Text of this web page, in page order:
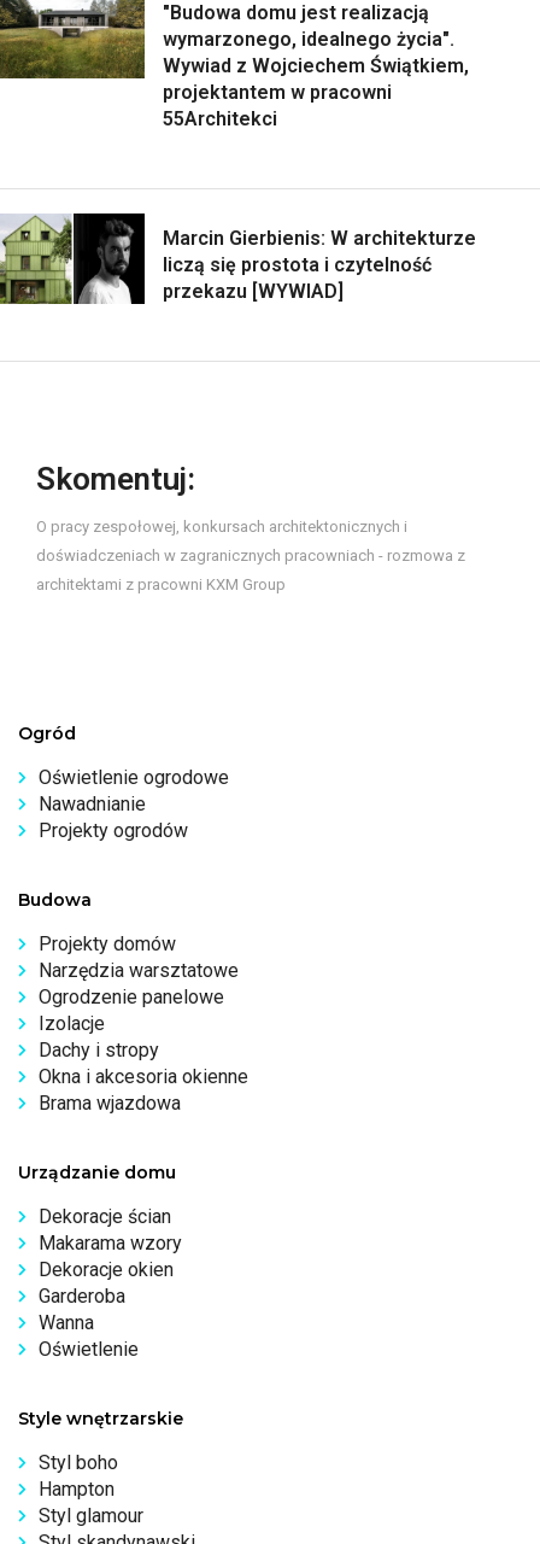
"Budowa domu jest realizacją
wymarzonego, idealnego życia".
Wywiad z Wojciechem Świątkiem,
projektantem w pracowni
55Architekci
Marcin Gierbienis: W architekturze
liczą się prostota i czytelność
przekazu [WYWIAD]
Skomentuj:
O pracy zespołowej, konkursach architektonicznych i
doświadczeniach w zagranicznych pracowniach - rozmowa z
architektami z pracowni KXM Group
Ogród
Oświetlenie ogrodowe
Nawadnianie
Projekty ogrodów
Budowa
Projekty domów
Narzędzia warsztatowe
Ogrodzenie panelowe
Izolacje
Dachy i stropy
Okna i akcesoria okienne
Brama wjazdowa
Urządzanie domu
Dekoracje ścian
Makarama wzory
Dekoracje okien
Garderoba
Wanna
Oświetlenie
Style wnętrzarskie
Styl boho
Hampton
Styl glamour